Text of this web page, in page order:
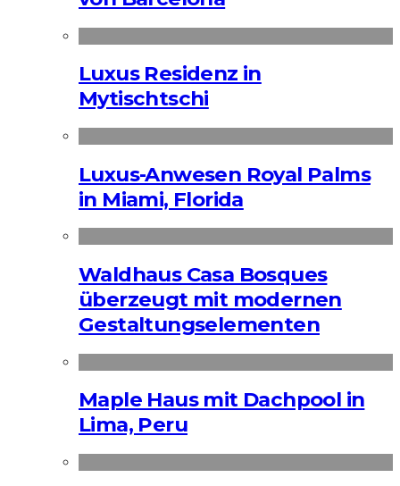
Luxus Residenz in
Mytischtschi
Luxus-Anwesen Royal Palms
in Miami, Florida
Waldhaus Casa Bosques
überzeugt mit modernen
Gestaltungselementen
Maple Haus mit Dachpool in
Lima, Peru